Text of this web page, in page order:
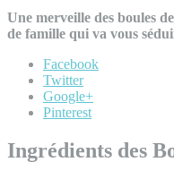
Une merveille des boules
de famille qui va vous
Facebook
Twitter
Google+
Pinterest
Ingrédients des